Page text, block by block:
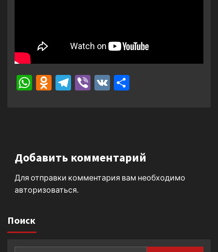
WhatsApp
Odnoklassniki
Telegram
Viber
VK
Добавить комментарий
Для отправки комментария вам необходимо
авторизоваться
Поиск